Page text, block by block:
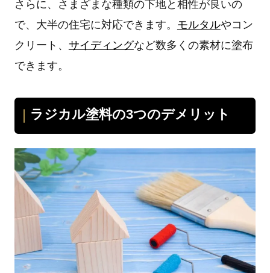
さらに、さまざまな種類の下地と相性が良いの
で、大半の住宅に対応できます。 モルタルやコン
クリート、 サイディングなど数多くの素材に塗布
できます。
ラジカル塗料の3つのデメリット